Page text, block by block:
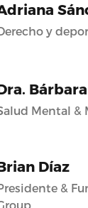
y
Mental &
Díaz
&